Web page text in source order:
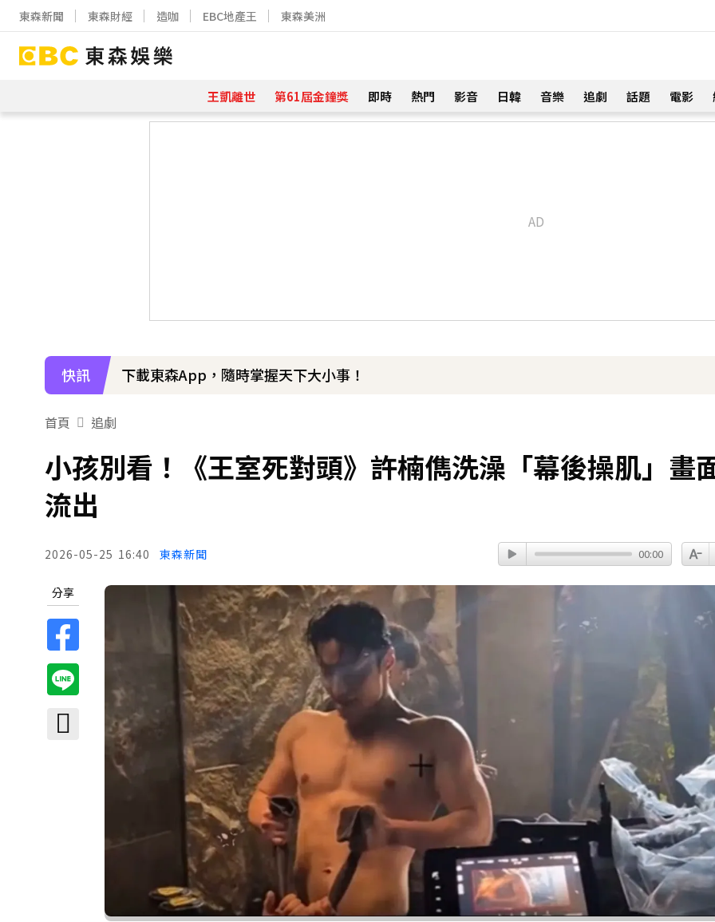
東森新聞 東森財經 造咖 EBC地產王 東森美洲
王凱離世 第61屆金鐘獎 即時 熱門 影音 日韓 音樂 追劇 話題 電影
快訊 下載東森App，隨時掌握天下大小事！
首頁 追劇
小孩別看！《王室死對頭》許楠儁洗澡「幕後操肌」畫
流出
2026-05-25 16:40 東森新聞 00:00
分享